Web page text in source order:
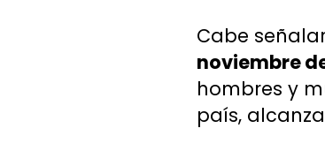
Cabe
noviembre
hombres y
país,